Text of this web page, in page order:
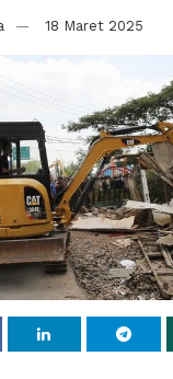
18 Maret 2025